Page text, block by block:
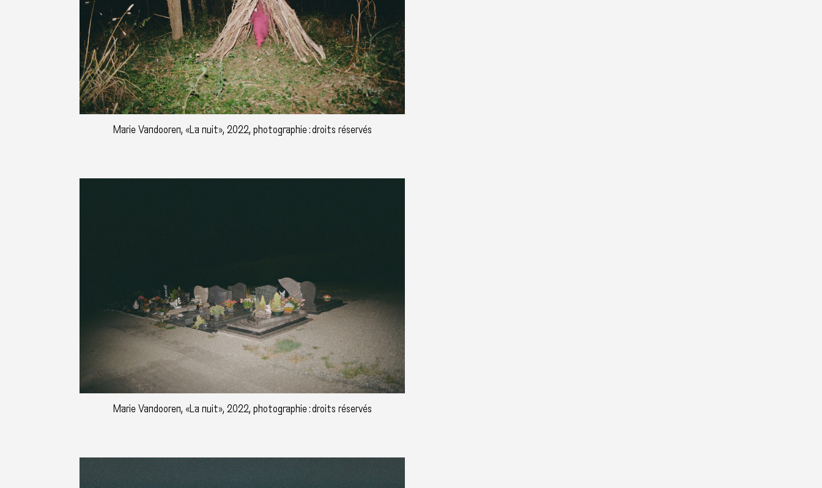
Marie Vandooren, «La nuit», 2022, photographie : droits réservés
Marie Vandooren, «La nuit», 2022, photographie : droits réservés